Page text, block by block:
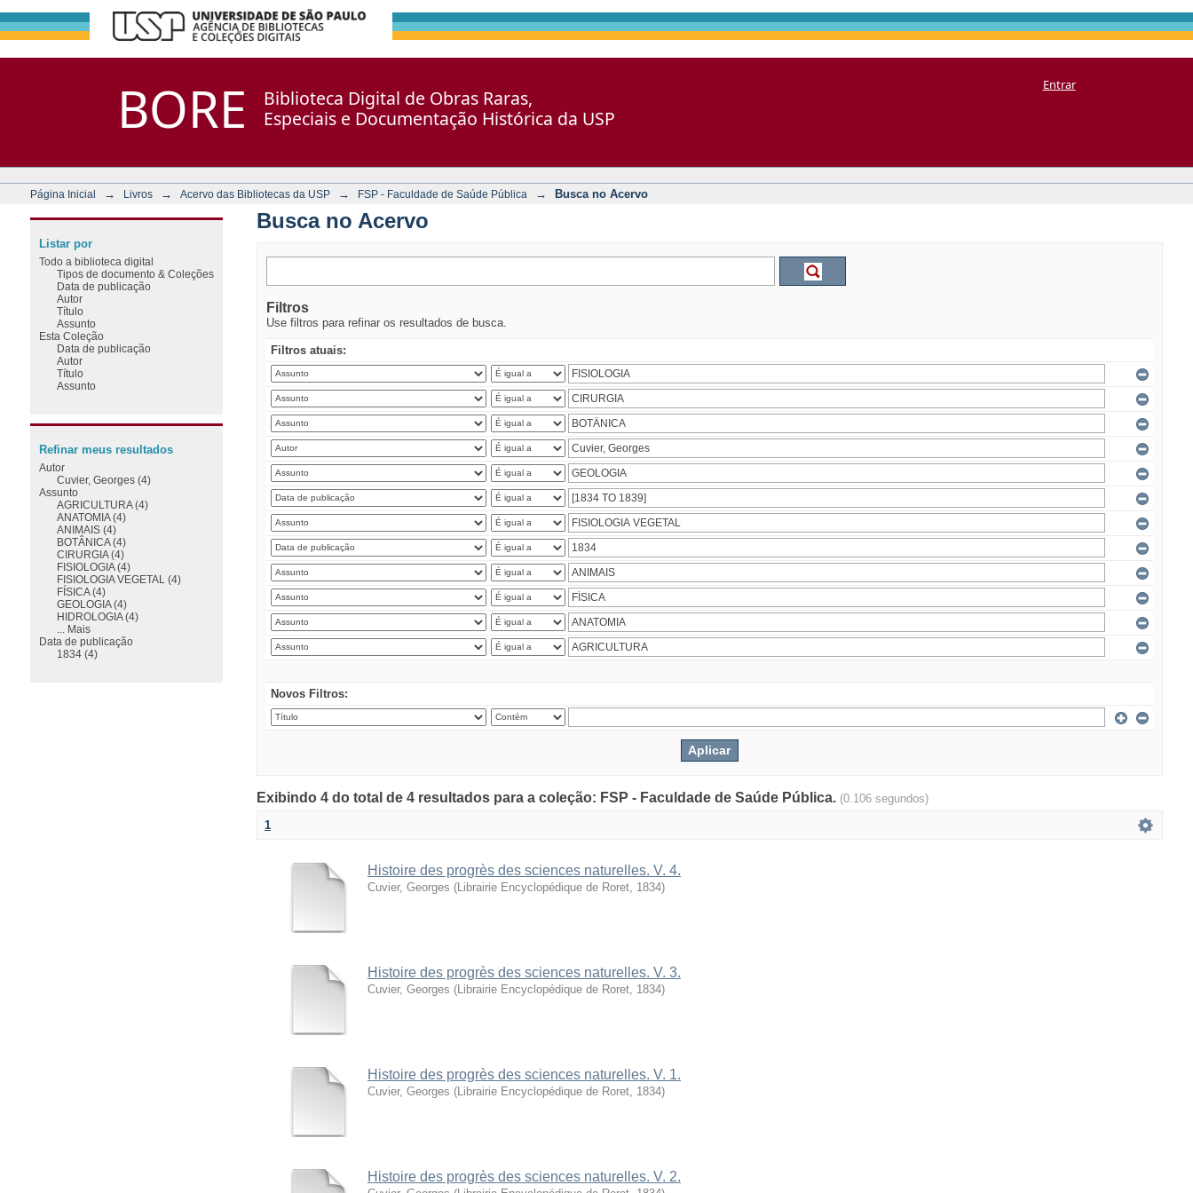
BORE
Biblioteca Digital de Obras Raras,
Especiais e Documentação Histórica da USP
Entrar
Página Inicial → Livros → Acervo das Bibliotecas da USP → FSP - Faculdade de Saúde Pública → Busca no Acervo
Busca no Acervo
Filtros
Use filtros para refinar os resultados de busca.
Filtros atuais:
Novos Filtros:
Exibindo 4 do total de 4 resultados para a coleção: FSP - Faculdade de Saúde Pública. (0.106 segundos)
1
Histoire des progrès des sciences naturelles. V. 4.
Cuvier, Georges (Librairie Encyclopédique de Roret, 1834)
Histoire des progrès des sciences naturelles. V. 3.
Cuvier, Georges (Librairie Encyclopédique de Roret, 1834)
Histoire des progrès des sciences naturelles. V. 1.
Cuvier, Georges (Librairie Encyclopédique de Roret, 1834)
Histoire des progrès des sciences naturelles. V. 2.
Listar por
Todo a biblioteca digital
Tipos de documento & Coleções
Data de publicação
Autor
Título
Assunto
Esta Coleção
Data de publicação
Autor
Título
Assunto
Refinar meus resultados
Autor
Cuvier, Georges (4)
Assunto
AGRICULTURA (4)
ANATOMIA (4)
ANIMAIS (4)
BOTÂNICA (4)
CIRURGIA (4)
FISIOLOGIA (4)
FISIOLOGIA VEGETAL (4)
FÍSICA (4)
GEOLOGIA (4)
HIDROLOGIA (4)
... Mais
Data de publicação
1834 (4)